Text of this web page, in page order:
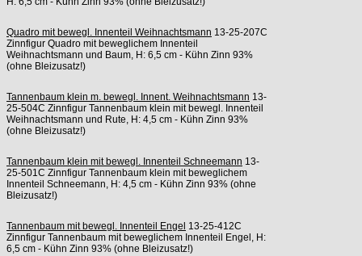
Quadro mit bewegl. Innenteil Weihnachtsmann 13-25-207C
Zinnfigur Quadro mit beweglichem Innenteil
Weihnachtsmann und Baum, H: 6,5 cm - Kühn Zinn 93%
(ohne Bleizusatz!)
Tannenbaum klein m. bewegl. Innent. Weihnachtsmann 13-
25-504C Zinnfigur Tannenbaum klein mit bewegl. Innenteil
Weihnachtsmann und Rute, H: 4,5 cm - Kühn Zinn 93%
(ohne Bleizusatz!)
Tannenbaum klein mit bewegl. Innenteil Schneemann 13-
25-501C Zinnfigur Tannenbaum klein mit beweglichem
Innenteil Schneemann, H: 4,5 cm - Kühn Zinn 93% (ohne
Bleizusatz!)
Tannenbaum mit bewegl. Innenteil Engel 13-25-412C
Zinnfigur Tannenbaum mit beweglichem Innenteil Engel, H:
6,5 cm - Kühn Zinn 93% (ohne Bleizusatz!)